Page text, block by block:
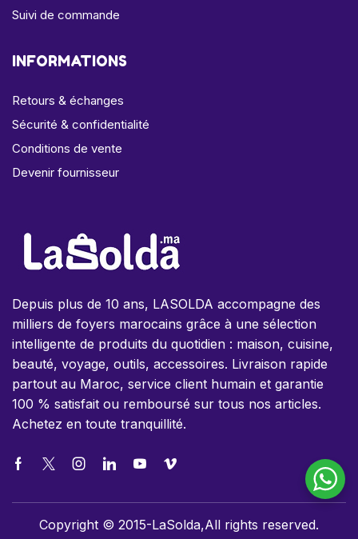
Suivi de commande
INFORMATIONS
Retours & échanges
Sécurité & confidentialité
Conditions de vente
Devenir fournisseur
Depuis plus de 10 ans, LASOLDA accompagne des
milliers de foyers marocains grâce à une sélection
intelligente de produits du quotidien : maison, cuisine,
beauté, voyage, outils, accessoires. Livraison rapide
partout au Maroc, service client humain et garantie
100 % satisfait ou remboursé sur tous nos articles.
Achetez en toute tranquillité.
Copyright © 2015-LaSolda,All rights reserved.